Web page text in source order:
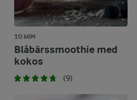
10 MIN
Blåbärssmoothie med
kokos
(9)